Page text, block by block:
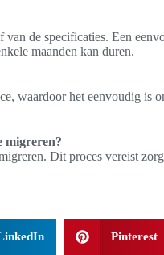
de specificaties. Een
maanden kan duren.
waardoor het eenvoudig is
migreren?
Dit proces vereist
Pinterest